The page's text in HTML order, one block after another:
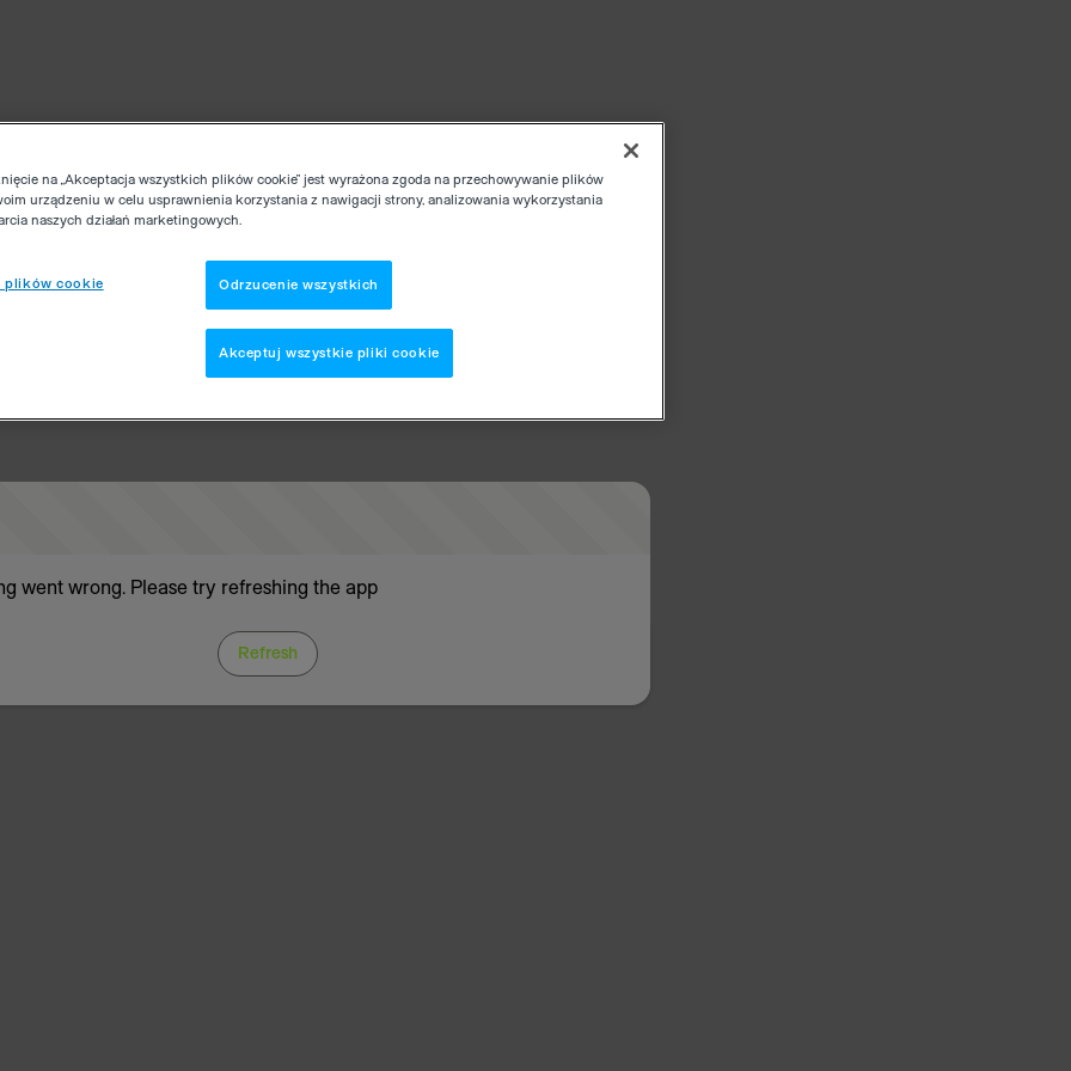
went wrong. Please try refreshing the app
Refresh
na „Akceptacja wszystkich plików cookie” jest wyrażona zgoda na przechowywanie plików
urządzeniu w celu usprawnienia korzystania z nawigacji strony, analizowania wykorzystania
naszych działań marketingowych.
plików cookie Odrzucenie wszystkich
Akceptuj wszystkie pliki cookie